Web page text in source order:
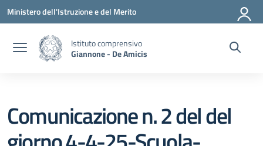
Vai ai contenuti
Vai al menu di navigazione
Vai al footer
Ministero dell'Istruzione e del Merito
Istituto comprensivo
Giannone - De Amicis
Comunicazione n. 2 del del